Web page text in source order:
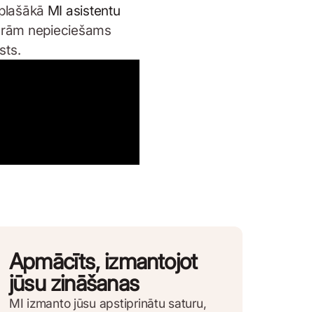
MI asistentu
nepieciešams
Apmācīts, izmantojot
jūsu zināšanas
MI izmanto jūsu apstiprinātu saturu,